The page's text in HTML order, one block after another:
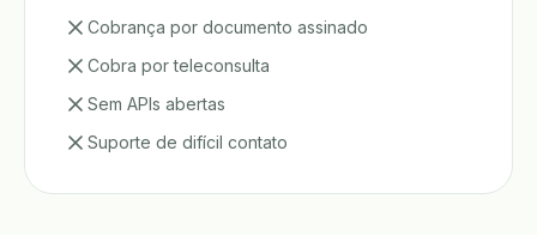
Cobrança por documento assinado
Cobra por teleconsulta
Sem APIs abertas
Suporte de difícil contato